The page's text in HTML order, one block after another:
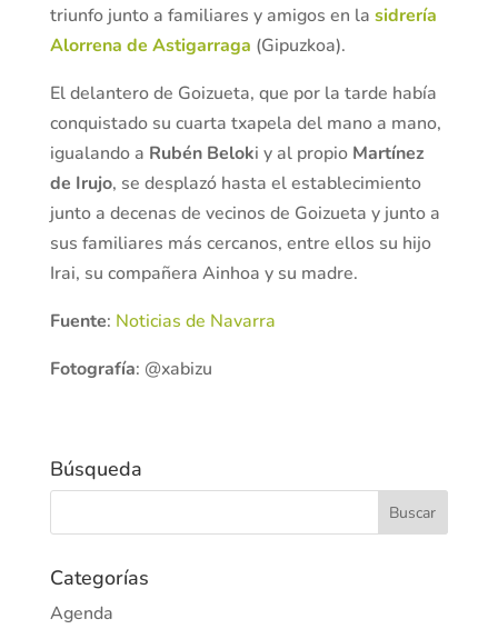
triunfo junto a familiares y amigos en la sidrería
Alorrena de Astigarraga (Gipuzkoa).
El delantero de Goizueta, que por la tarde había
conquistado su cuarta txapela del mano a mano,
igualando a Rubén Beloki y al propio Martínez
de Irujo, se desplazó hasta el establecimiento
junto a decenas de vecinos de Goizueta y junto a
sus familiares más cercanos, entre ellos su hijo
Irai, su compañera Ainhoa y su madre.
Fuente: Noticias de Navarra
Fotografía: @xabizu
Búsqueda
Categorías
Agenda